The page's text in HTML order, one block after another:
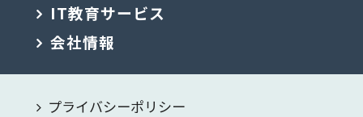
IT教育サービス
会社情報
プライバシーポリシー